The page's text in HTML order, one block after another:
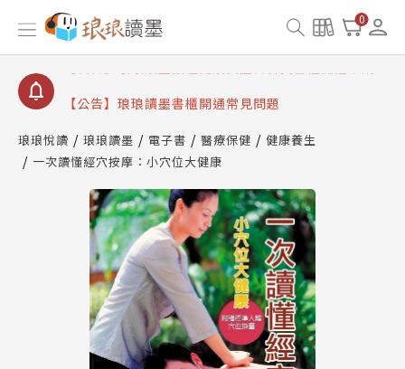
0
【公告】因 Readmoo 讀墨系統維護中，本站同步暫
停部分閱讀服務
【公告】琅琅讀墨數位閱讀資產合併與書櫃開通申請
請圖文教學
【公告】琅琅書店服務升級重要說明及資產合併結果
查詢
【公告】因 Readmoo 讀墨系統維護中，本站同步暫
停部分閱讀服務
琅琅悅讀 琅琅讀墨 電子書 醫療保健
健康養生
一次讀懂經穴按摩：小穴位大健康